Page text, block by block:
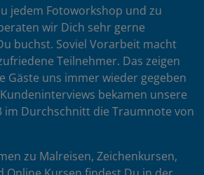
jedem Fotoworkshop und zu
wir Dich sehr gerne
buchst. Soviel Vorarbeit macht
Teilnehmer. Das zeigen
Gäste uns immer wieder gegeben
bekamen unsere
im Durchschnitt die Traumnote von
zu Malreisen, Zeichenkursen,